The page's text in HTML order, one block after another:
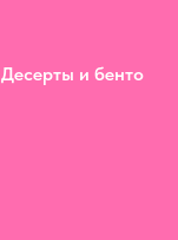
Десерты и бенто